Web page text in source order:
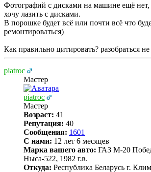
Фотографий с дисками на машине ещё нет,
хочу лазить с дисками.
В порошке будет всё или почти всё что
ремонтироваться)
Как правильно цитировать? разобраться
piatroc
Мастер
piatroc
Мастер
Возраст: 41
Репутация: 40
Сообщения: 1601
С нами: 12 лет 6 месяцев
Марка вашего авто: ГАЗ М-20
Ныса-522, 1982 г.в.
Откуда: Республика Беларусь г.